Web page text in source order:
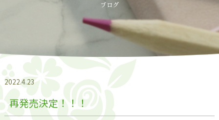
ブログ
2022.4.23
再発売決定！！！